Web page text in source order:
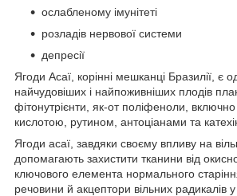
ослабленому імунітеті
розладів нервової системи
депресії
Ягоди Асаї, корінні мешканці Бразилії, є
найчудовіших і найпоживніших плодів
фітонутрієнти, як-от поліфеноли,
кислотою, рутином, антоціанами та
Ягоди асаї, завдяки своєму впливу на
допомагають захистити тканини від
ключового елемента нормального
речовини й акцептори вільних